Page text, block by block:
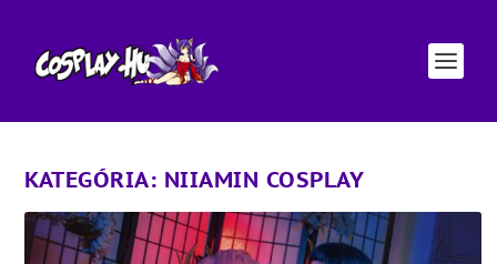
KATEGÓRIA: NIIAMIN COSPLAY